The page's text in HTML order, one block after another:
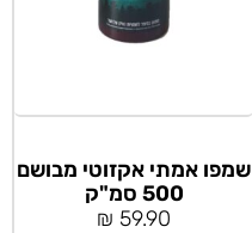
שמפו אמתי אקזוטי מבושם
500 סמ"ק
59.90
₪